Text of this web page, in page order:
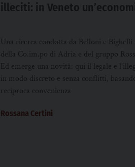
illeciti: in Veneto
Una ricerca condotta da Belloni e
della Co.im.po di Adria e del gruppo
Ed emerge una novità: qui il legale e
in modo discreto e senza conflitti,
reciproca convenienza
Rossana Certini